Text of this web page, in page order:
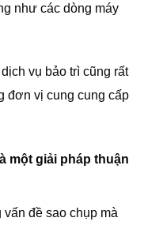
như các dòng máy
vụ bảo trì cũng rất
đơn vị cung cung cấp
một giải pháp thuận
đề sao chụp mà